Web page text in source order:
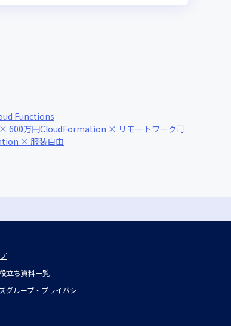
Functions
600万円CloudFormation × リモートワーク可
× 服装自由
立ち資料一覧
グループ・プライバシ